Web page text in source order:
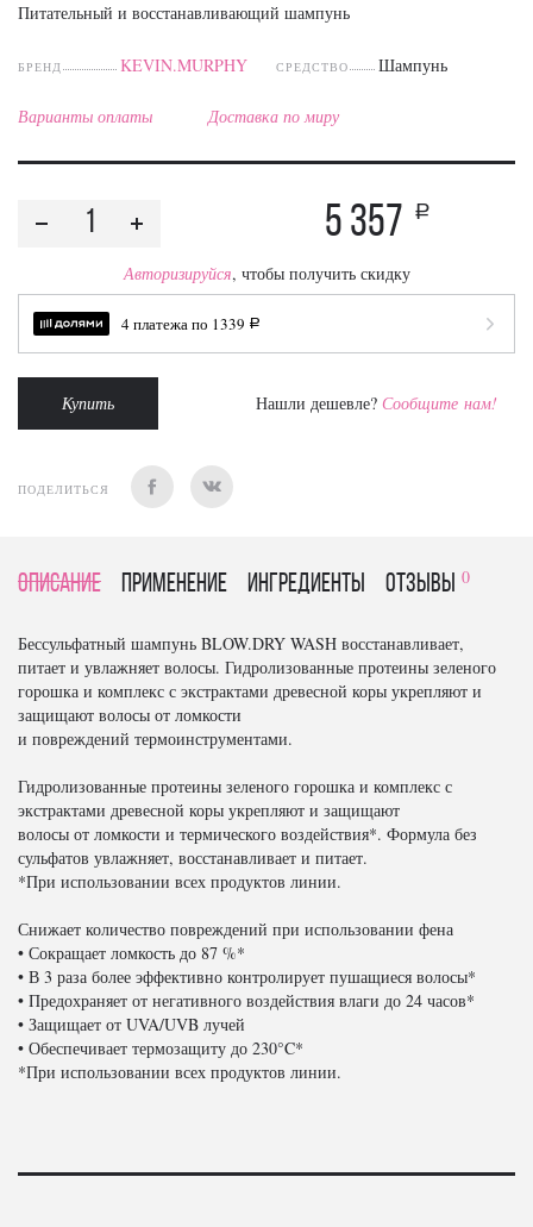
Питательный и восстанавливающий шампунь
БРЕНД KEVIN.MURPHY СРЕДСТВО Шампунь
Варианты оплаты Доставка по миру
5 357 a
Авторизируйся, чтобы получить скидку
4 платежа по 1339 a
Купить Нашли дешевле? Сообщите нам!
ПОДЕЛИТЬСЯ
Описание Применение Ингредиенты отзывы 0
Бессульфатный шампунь BLOW.DRY WASH восстанавливает,
питает и увлажняет волосы. Гидролизованные протеины зеленого
горошка и комплекс с экстрактами древесной коры укрепляют и
защищают волосы от ломкости
и повреждений термоинструментами.
Гидролизованные протеины зеленого горошка и комплекс с
экстрактами древесной коры укрепляют и защищают
волосы от ломкости и термического воздействия*. Формула без
сульфатов увлажняет, восстанавливает и питает.
*При использовании всех продуктов линии.
Снижает количество повреждений при использовании фена
• Сокращает ломкость до 87 %*
• В 3 раза более эффективно контролирует пушащиеся волосы*
• Предохраняет от негативного воздействия влаги до 24 часов*
• Защищает от UVA/UVB лучей
• Обеспечивает термозащиту до 230°C*
*При использовании всех продуктов линии.